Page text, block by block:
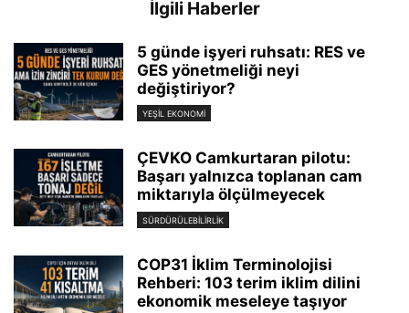
İlgili Haberler
5 günde işyeri ruhsatı: RES ve
GES yönetmeliği neyi
değiştiriyor?
YEŞIL EKONOMI
ÇEVKO Camkurtaran pilotu:
Başarı yalnızca toplanan cam
miktarıyla ölçülmeyecek
SÜRDÜRÜLEBILIRLIK
COP31 İklim Terminolojisi
Rehberi: 103 terim iklim dilini
ekonomik meseleye taşıyor